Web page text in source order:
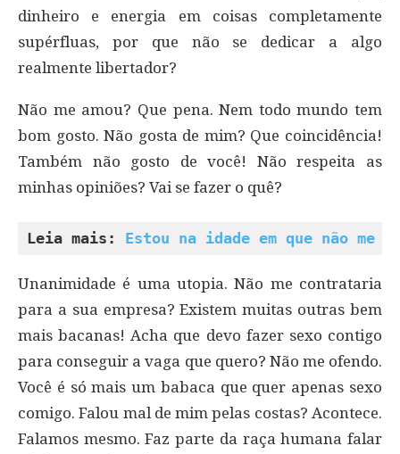
dinheiro e energia em coisas completamente
supérfluas, por que não se dedicar a algo
realmente libertador?
Não me amou? Que pena. Nem todo mundo tem
bom gosto. Não gosta de mim? Que coincidência!
Também não gosto de você! Não respeita as
minhas opiniões? Vai se fazer o quê?
Leia mais: Estou na idade em que não me
Unanimidade é uma utopia. Não me contrataria
para a sua empresa? Existem muitas outras bem
mais bacanas! Acha que devo fazer sexo contigo
para conseguir a vaga que quero? Não me ofendo.
Você é só mais um babaca que quer apenas sexo
comigo. Falou mal de mim pelas costas? Acontece.
Falamos mesmo. Faz parte da raça humana falar